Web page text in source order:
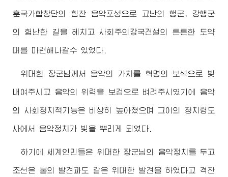
훈국가합창단의 힘찬 음악포성으로 고난의 행군, 강행군
의 험난한 길을 헤치고 사회주의강국건설의 튼튼한 도약
대를 마련해나갈수 있었다.
위대한 장군님께서 음악의 가치를 혁명의 보석으로 빛
내여주시고 음악의 위력을 보검으로 벼려주시였기에 음악
의 사회정치적기능은 비상히 높아졌으며 그이의 정치령도
사에서 음악정치가 빛을 뿌리게 되였다.
하기에 세계인민들은 위대한 장군님의 음악정치를 두고
조선은 불의 발견과도 같은위대한 발견을 하였다고 격찬